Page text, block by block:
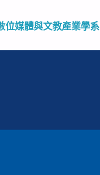
位媒體與文教產業學系